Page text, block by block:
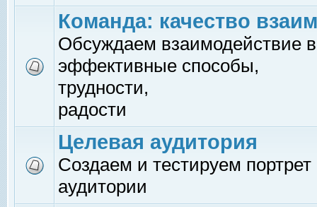
Команда: качество
Обсуждаем взаимодействие
эффективные способы,
трудности,
радости
Целевая аудитория
Создаем и тестируем
аудитории